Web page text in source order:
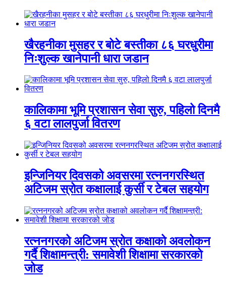
खैरहनीका मुसहर र बोटे बस्तीका ८६ घरधुरीमा
निःशुल्क खानेपानी धारा जडान
कालिकामा भूमि प्रशासन सेवा सुरु, पहिलो दिनमै
६ वटा लालपुर्जा वितरण
इन्जिनियर दिवसको अवसरमा रत्ननगरस्थित
अटिजम स्रोत कक्षालाई कुर्सी र टेबल सहयोग
रत्ननगरको अटिजम स्रोत कक्षाको अवलोकन
गर्दै शिक्षामन्त्री: समावेशी शिक्षामा सरकारको
जोड